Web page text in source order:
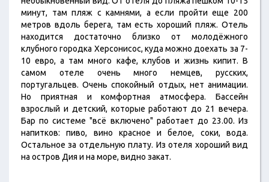
минут, там пляж с камнями, а если пройти еще 200
метров вдоль берега, там есть хороший пляж. Отель
находится достаточно близко от молодёжного
клубного городка Херсонисос, куда можно доехать за 7-
10 евро, а там много кафе, клубов и жизнь кипит. В
самом отеле очень много немцев, русских,
португальцев. Очень спокойный отдых, нет анимации.
Но приятная и комфортная атмосфера. Бассейн
взрослый и детский, которые работают до 21 вечера.
Бар по системе "всё включено" работает до 23.00. Из
напитков: пиво, вино красное и белое, соки, вода.
Остальное за отдельную плату. Из отеля хороший вид
на остров Дия и на море, видно закат.